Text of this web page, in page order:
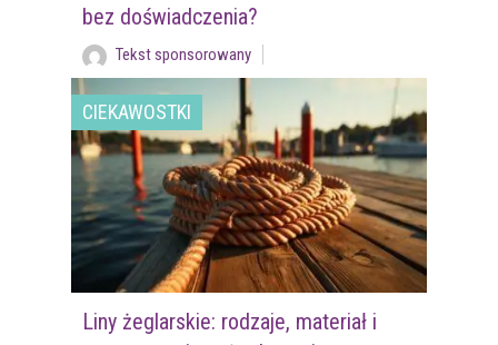
bez doświadczenia?
Tekst sponsorowany
CIEKAWOSTKI
Liny żeglarskie: rodzaje, materiał i